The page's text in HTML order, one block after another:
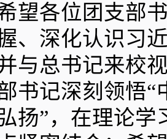
望各位团支部
、深化认识习
与总书记来校
书记深刻领悟
扬”，在理论